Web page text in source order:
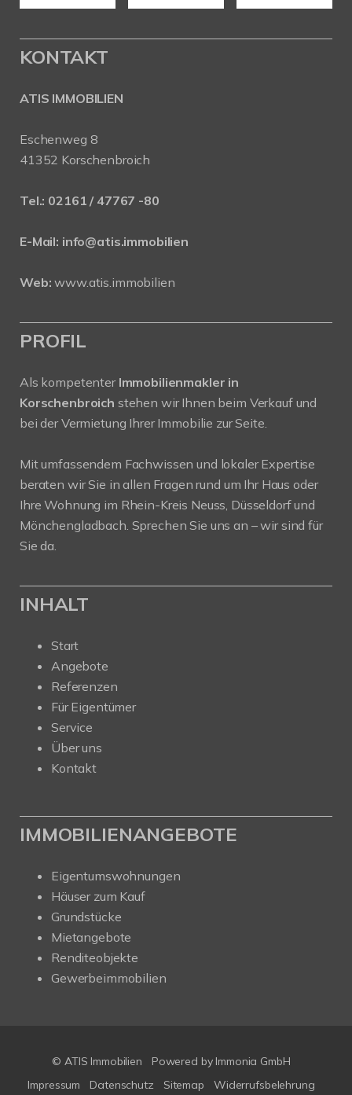
KONTAKT
ATIS IMMOBILIEN
Eschenweg 8
41352 Korschenbroich
Tel.: 02161 / 47767 -80
E-Mail: info@atis.immobilien
Web: www.atis.immobilien
PROFIL
Als kompetenter Immobilienmakler in
Korschenbroich stehen wir Ihnen beim Verkauf und
bei der Vermietung Ihrer Immobilie zur Seite.
Mit umfassendem Fachwissen und lokaler Expertise
beraten wir Sie in allen Fragen rund um Ihr Haus oder
Ihre Wohnung im Rhein-Kreis Neuss, Düsseldorf und
Mönchengladbach. Sprechen Sie uns an – wir sind für
Sie da.
INHALT
Start
Angebote
Referenzen
Für Eigentümer
Service
Über uns
Kontakt
IMMOBILIENANGEBOTE
Eigentumswohnungen
Häuser zum Kauf
Grundstücke
Mietangebote
Renditeobjekte
Gewerbeimmobilien
© ATIS Immobilien Powered by Immonia GmbH
Impressum
Datenschutz Sitemap Widerrufsbelehrung